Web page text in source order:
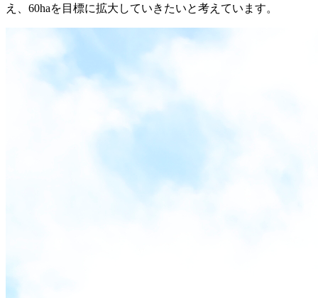
え、60haを目標に拡大していきたいと考えています。